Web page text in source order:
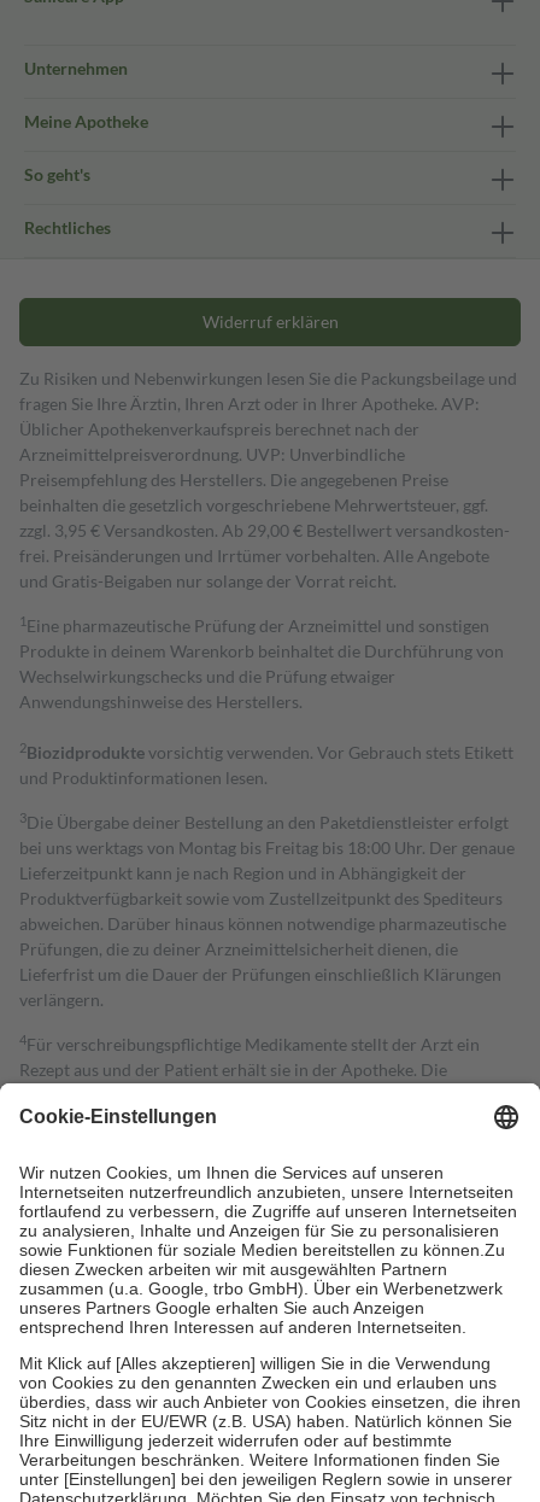
Unternehmen
Meine Apotheke
So geht's
Rechtliches
Widerruf erklären
Zu Risiken und Nebenwirkungen lesen Sie die Packungsbeilage und
fragen Sie Ihre Ärztin, Ihren Arzt oder in Ihrer Apotheke. AVP:
Üblicher Apothekenverkaufspreis berechnet nach der
Arzneimittelpreisverordnung. UVP: Unverbindliche
Preisempfehlung des Herstellers. Die angegebenen Preise
beinhalten die gesetzlich vorgeschriebene Mehrwertsteuer, ggf.
zzgl. 3,95 € Versandkosten. Ab 29,00 € Bestell­wert versand­kosten­
frei. Preisänderungen und Irrtümer vorbehalten. Alle Angebote
und Gratis-Beigaben nur solange der Vorrat reicht.
1 Eine pharmazeutische Prüfung der Arzneimittel und sonstigen
Produkte in deinem Warenkorb beinhaltet die Durchführung von
Wechselwirkungschecks und die Prüfung etwaiger
Anwendungshinweise des Herstellers.
2Biozidproduktevorsichtig verwenden. Vor Gebrauch stets Etikett
und Produktinformationen lesen.
3Die Übergabe deiner Bestellung an den Paketdienstleister erfolgt
bei uns werktags von Montag bis Freitag bis 18:00 Uhr. Der genaue
Lieferzeitpunkt kann je nach Region und in Abhängigkeit der
Produktverfügbarkeit sowie vom Zustellzeitpunkt des Spediteurs
abweichen. Darüber hinaus können notwendige pharmazeutische
Prüfungen, die zu deiner Arzneimittelsicherheit dienen, die
Lieferfrist um die Dauer der Prüfungen einschließlich Klärungen
verlängern.
4Für verschreibungspflichtige Medikamente stellt der Arzt ein
Rezept aus und der Patient erhält sie in der Apotheke. Die
Kosten dafür, der Versicherte trägt einen Teil davon als Zuzahlung
Grundsätzlich leisten Mitglieder Zuzahlungen in Höhe von zehn
Prozent des Abgabepreises,mindestensjedochfünf Euround
höchstens zehn Euro.Es sind jedoch nie mehr als die tatsächlichen
Kosten der Leistung zu entrichten.
Diese Regeln gelten grundsätzlich auch für Online-Apotheken.
Bei Heilmitteln und häuslicher Krankenpflege beträgt die
Zuzahlung zehn Prozent der Kosten sowie zehn Euro je
Um das Engagement der Versicherten für ihre eigene Gesundheit zu
stärken und die besondere Stellung der Familie zu unterstützen,
fallenkeine Zuzahlungen an bei:
• Kindern und Jugendlichen bis zum vollendeten 18. Lebensjahr
mit Ausnahme der Fahrkosten